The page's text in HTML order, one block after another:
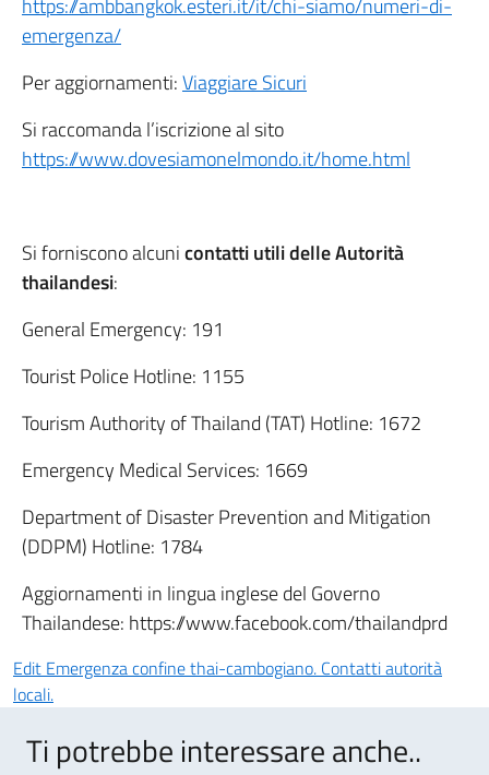
https://ambbangkok.esteri.it/it/chi-siamo/numeri-di-
emergenza/
Per aggiornamenti:Viaggiare Sicuri
Si raccomanda l’iscrizione al sito
https://www.dovesiamonelmondo.it/home.html
Si forniscono alcunicontatti utili delle Autorità
thailandesi:
General Emergency: 191
Tourist Police Hotline: 1155
Tourism Authority of Thailand (TAT) Hotline: 1672
Emergency Medical Services: 1669
Department of Disaster Prevention and Mitigation
(DDPM) Hotline: 1784
Aggiornamenti in lingua inglese del Governo
Thailandese: https://www.facebook.com/thailandprd
Edit Emergenza confine thai-cambogiano. Contatti autorità
locali.
Ti potrebbe interessare anche..